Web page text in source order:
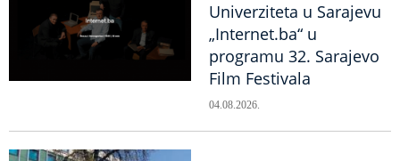
Univerziteta u Sarajevu
„Internet.ba“ u
programu 32. Sarajevo
Film Festivala
04.08.2026.